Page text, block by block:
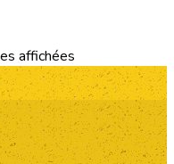
affichées